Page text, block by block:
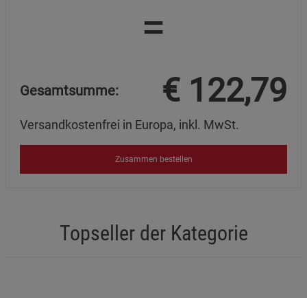
=
Gesamtsumme: € 122,79
Versandkostenfrei in Europa, inkl. MwSt.
Zusammen bestellen
Topseller der Kategorie